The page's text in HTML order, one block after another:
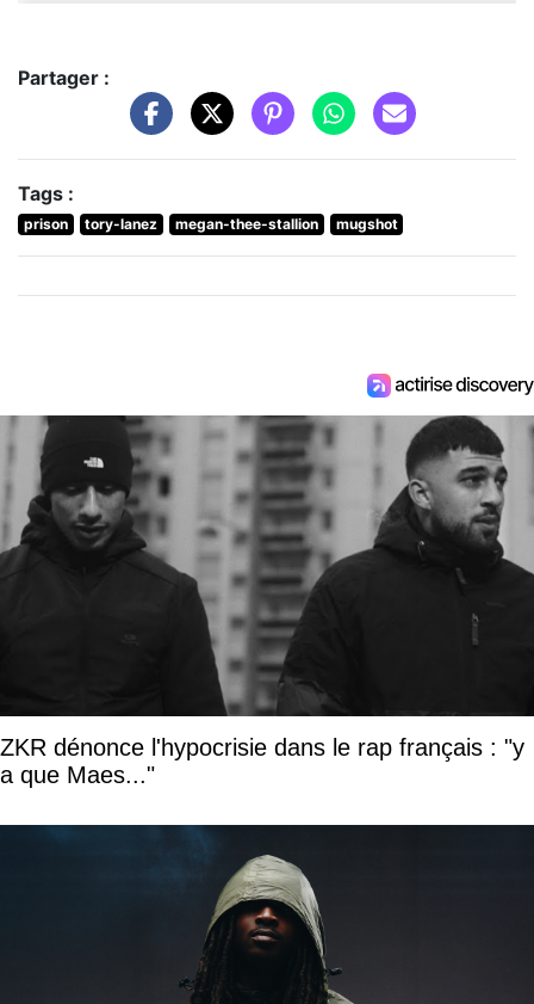
Partager :
Tags :
prison tory-lanez megan-thee-stallion mugshot
ZKR dénonce l'hypocrisie dans le rap français : "y
a que Maes..."